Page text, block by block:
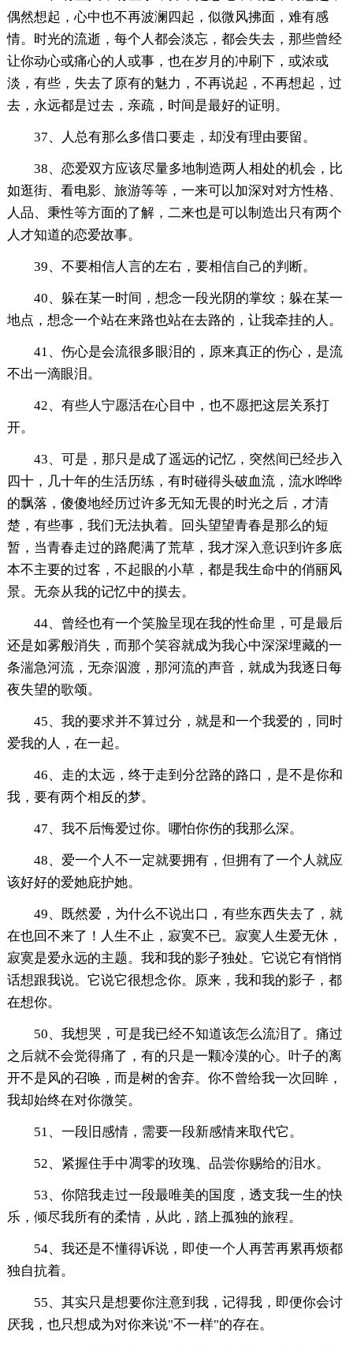
偶然想起，心中也不再波澜四起，似微风拂面，难有感
情。时光的流逝，每个人都会淡忘，都会失去，那些曾经
让你动心或痛心的人或事，也在岁月的冲刷下，或浓或
淡，有些，失去了原有的魅力，不再说起，不再想起，过
去，永远都是过去，亲疏，时间是最好的证明。
37、人总有那么多借口要走，却没有理由要留。
38、恋爱双方应该尽量多地制造两人相处的机会，比
如逛街、看电影、旅游等等，一来可以加深对对方性格、
人品、秉性等方面的了解，二来也是可以制造出只有两个
人才知道的恋爱故事。
39、不要相信人言的左右，要相信自己的判断。
40、躲在某一时间，想念一段光阴的掌纹；躲在某一
地点，想念一个站在来路也站在去路的，让我牵挂的人。
41、伤心是会流很多眼泪的，原来真正的伤心，是流
不出一滴眼泪。
42、有些人宁愿活在心目中，也不愿把这层关系打
开。
43、可是，那只是成了遥远的记忆，突然间已经步入
四十，几十年的生活历练，有时碰得头破血流，流水哗哗
的飘落，傻傻地经历过许多无知无畏的时光之后，才清
楚，有些事，我们无法执着。回头望望青春是那么的短
暂，当青春走过的路爬满了荒草，我才深入意识到许多底
本不主要的过客，不起眼的小草，都是我生命中的俏丽风
景。无奈从我的记忆中的摸去。
44、曾经也有一个笑脸呈现在我的性命里，可是最后
还是如雾般消失，而那个笑容就成为我心中深深埋藏的一
条湍急河流，无奈泅渡，那河流的声音，就成为我逐日每
夜失望的歌颂。
45、我的要求并不算过分，就是和一个我爱的，同时
爱我的人，在一起。
46、走的太远，终于走到分岔路的路口，是不是你和
我，要有两个相反的梦。
47、我不后悔爱过你。哪怕你伤的我那么深。
48、爱一个人不一定就要拥有，但拥有了一个人就应
该好好的爱她庇护她。
49、既然爱，为什么不说出口，有些东西失去了，就
在也回不来了！人生不止，寂寞不已。寂寞人生爱无休，
寂寞是爱永远的主题。我和我的影子独处。它说它有悄悄
话想跟我说。它说它很想念你。原来，我和我的影子，都
在想你。
50、我想哭，可是我已经不知道该怎么流泪了。痛过
之后就不会觉得痛了，有的只是一颗冷漠的心。叶子的离
开不是风的召唤，而是树的舍弃。你不曾给我一次回眸，
我却始终在对你微笑。
51、一段旧感情，需要一段新感情来取代它。
52、紧握住手中凋零的玫瑰、品尝你赐给的泪水。
53、你陪我走过一段最唯美的国度，透支我一生的快
乐，倾尽我所有的柔情，从此，踏上孤独的旅程。
54、我还是不懂得诉说，即使一个人再苦再累再烦都
独自抗着。
55、其实只是想要你注意到我，记得我，即便你会讨
厌我，也只想成为对你来说"不一样"的存在。